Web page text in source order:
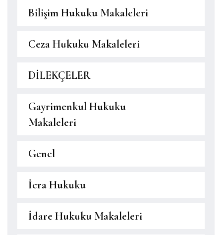
Bilişim Hukuku Makaleleri
Ceza Hukuku Makaleleri
DİLEKÇELER
Gayrimenkul Hukuku
Makaleleri
Genel
İcra Hukuku
İdare Hukuku Makaleleri